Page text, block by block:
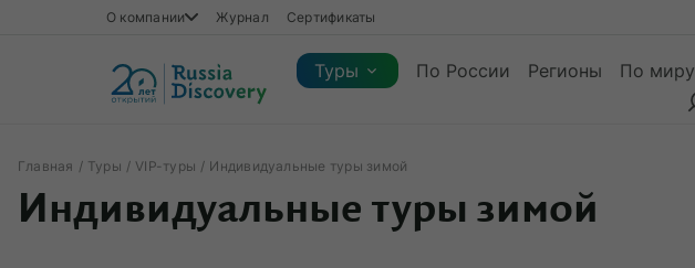
О компании Журнал Сертификаты
Туры
Каталог туров
По России Регионы По миру
Каталог туров
Регионы Коллекции Виды отдыха
Главная Туры VIP-туры Индивидуальные туры зимой
Индивидуальные туры зимой